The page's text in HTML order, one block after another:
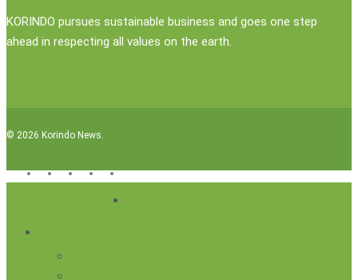
KORINDO pursues sustainable business and goes one step
ahead in respecting all values on the earth.
© 2026 Korindo News.
x-
facebooklinkedinyoutubeinstagram